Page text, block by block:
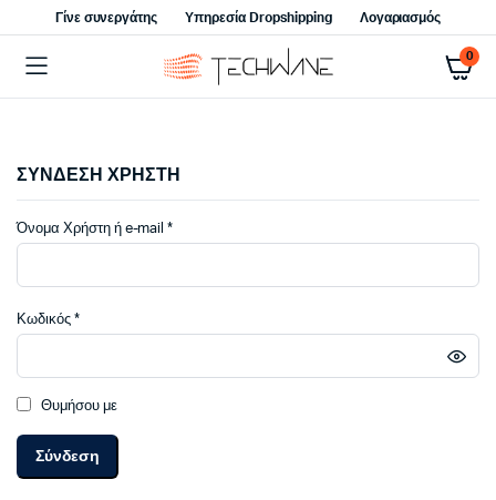
Γίνε συνεργάτης Υπηρεσία Dropshipping Λογαριασμός
0
ΣΥΝΔΕΣΗ ΧΡΗΣΤΗ
Όνομα Χρήστη ή e-mail*Απαιτείται
Κωδικός *Απαιτείται
Θυμήσου με
Σύνδεση